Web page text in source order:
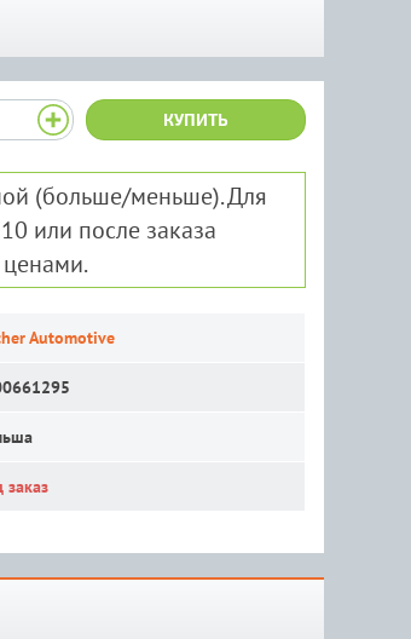
КУПИТЬ
(больше/меньше). Для
или после заказа
Automotive
заказ